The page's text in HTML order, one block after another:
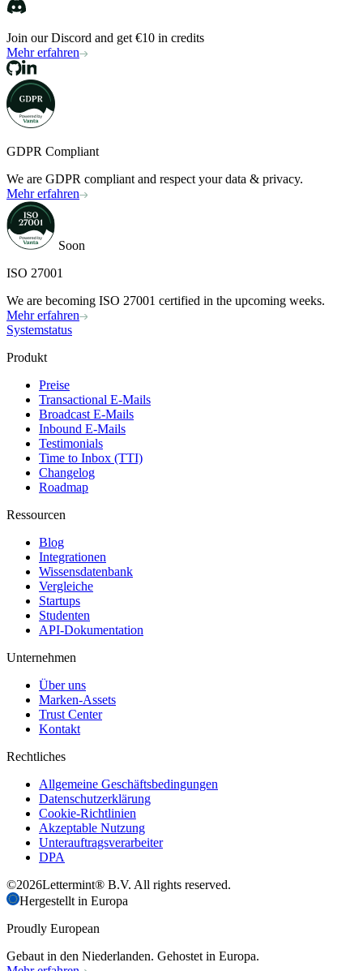
Join our Discord and get €10 in credits
Mehr erfahren
GDPR Compliant
We are GDPR compliant and respect your data & privacy.
Mehr erfahren
Soon
ISO 27001
We are becoming ISO 27001 certified in the upcoming weeks.
Mehr erfahren
Systemstatus
Produkt
Preise
Transactional E-Mails
Broadcast E-Mails
Inbound E-Mails
Testimonials
Time to Inbox (TTI)
Changelog
Roadmap
Ressourcen
Blog
Integrationen
Wissensdatenbank
Vergleiche
Startups
Studenten
API-Dokumentation
Unternehmen
Über uns
Marken-Assets
Trust Center
Kontakt
Rechtliches
Allgemeine Geschäftsbedingungen
Datenschutzerklärung
Cookie-Richtlinien
Akzeptable Nutzung
Unterauftragsverarbeiter
DPA
©2026Lettermint® B.V. All rights reserved.
Hergestellt in Europa
Proudly European
Gebaut in den Niederlanden. Gehostet in Europa.